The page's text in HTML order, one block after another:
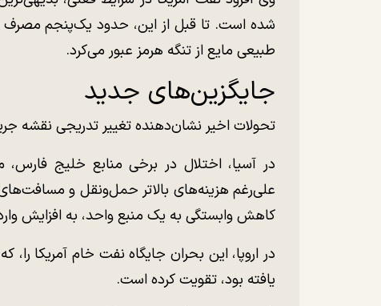
شده است. تا قبل از این، حدود یک‌پنجم
طبیعی مایع از تنگه هرمز عبور می‌کرد.
جایگزین‌های جدید
تحولات اخیر نشان‌دهنده تغییر تدریجی نقشه
در آسیا، اختلال در برخی منابع خلیج
علی‌رغم هزینه‌های بالاتر حمل‌ونقل و
کاهش وابستگی به یک منبع واحد، به افزایش
در اروپا، این بحران جایگاه نفت خام آمریکا
یافته بود، تقویت کرده است.